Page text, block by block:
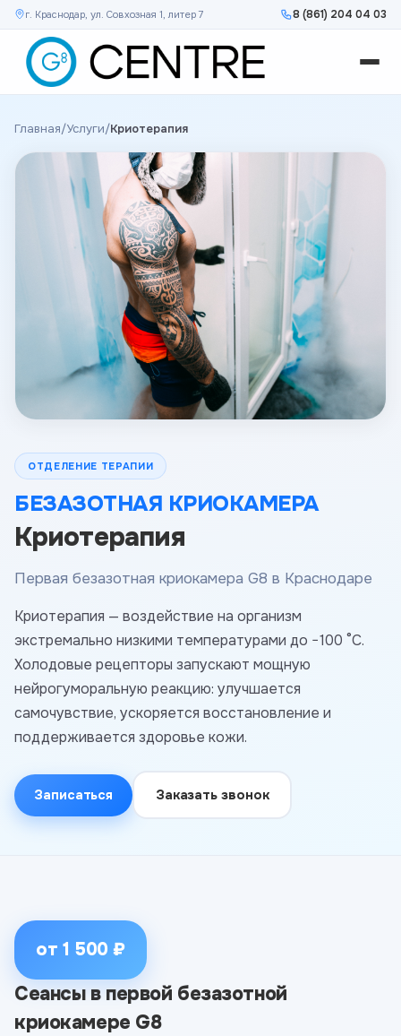
г. Краснодар, ул. Совхозная 1, литер 7 8 (861) 204 04 03
Главная/Услуги/Криотерапия
ОТДЕЛЕНИЕ ТЕРАПИИ
БЕЗАЗОТНАЯ КРИОКАМЕРА
Криотерапия
Первая безазотная криокамера G8 в Краснодаре
Криотерапия — воздействие на организм
экстремально низкими температурами до −100 °С.
Холодовые рецепторы запускают мощную
нейрогуморальную реакцию: улучшается
самочувствие, ускоряется восстановление и
поддерживается здоровье кожи.
Записаться Заказать звонок
от 1 500 ₽
Сеансы в первой безазотной
криокамере G8